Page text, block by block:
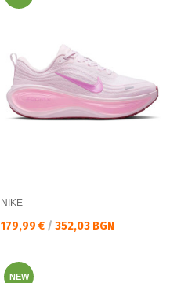
NIKE
Текуща цена:
179,99 € / 352,03 BGN
NEW